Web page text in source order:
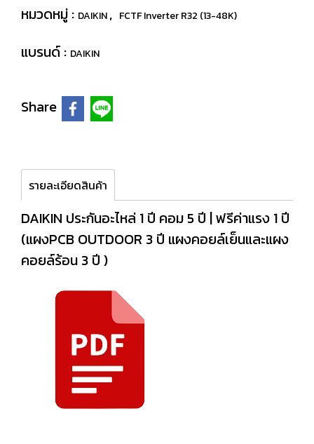
หมวดหมู่ : DAIKIN, FCTF Inverter R32 (13-48K)
แบรนด์ : DAIKIN
Share
รายละเอียดสินค้า
DAIKIN ประกันอะไหล่ 1 ปี คอม 5 ปี | ฟรีค่าแรง 1 ปี
(แผงPCB OUTDOOR 3 ปี แผงคอยล์เย็นและแผง
คอยล์ร้อน 3 ปี )